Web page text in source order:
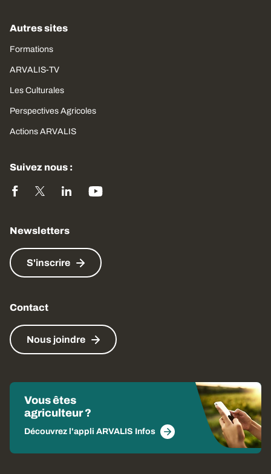
Autres sites
Formations
ARVALIS-TV
Les Culturales
Perspectives Agricoles
Actions ARVALIS
Suivez nous :
Newsletters
S'inscrire
Contact
Nous joindre
Vous êtes
agriculteur ?
Découvrez l'appli ARVALIS Infos